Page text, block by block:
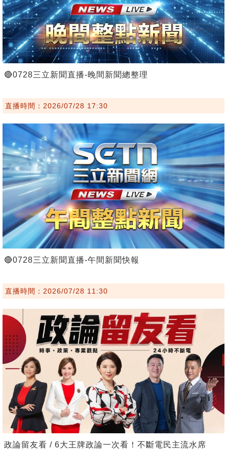
🔴0728三立新聞直播-晚間新聞總整理
直播時間：2026/07/28 17:30
🔴0728三立新聞直播-午間新聞快報
直播時間：2026/07/28 11:30
政論留友看 / 6大王牌政論一次看！不斷電民主流水席